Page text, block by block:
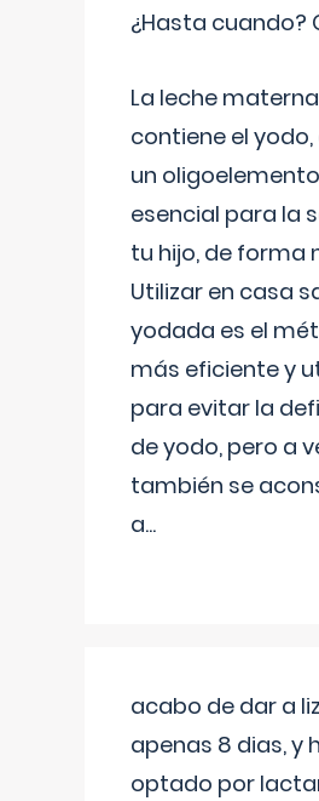
¿Hasta cuando?
La leche materna
contiene el yodo,
un oligoelemento
esencial para la
tu hijo, de forma
Utilizar en casa
yodada es el
más eficiente y
para evitar la
de yodo, pero a
también se
a...
acabo de dar a
apenas 8 dias, y
optado por